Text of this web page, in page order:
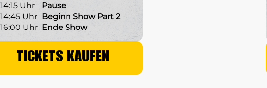
14:15 Uhr
Pause
14:45 Uhr Beginn Show Part 2
16:00 Uhr Ende Show
TICKETS KAUFEN